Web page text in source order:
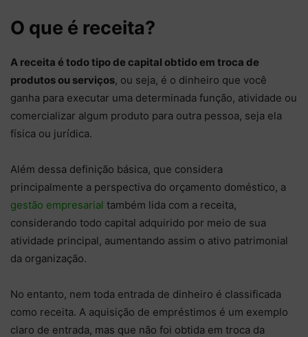
O que é receita?
A receita é todo tipo de capital obtido em troca de
produtos ou serviços, ou seja, é o dinheiro que você
ganha para executar uma determinada função, atividade ou
comercializar algum produto para outra pessoa, seja ela
física ou jurídica.
Além dessa definição básica, que considera
principalmente a perspectiva do orçamento doméstico, a
gestão empresarial também lida com a receita,
considerando todo capital adquirido por meio de sua
atividade principal, aumentando assim o ativo patrimonial
da organização.
No entanto, nem toda entrada de dinheiro é classificada
como receita. A aquisição de empréstimos é um exemplo
claro de entrada, mas que não foi obtida em troca da